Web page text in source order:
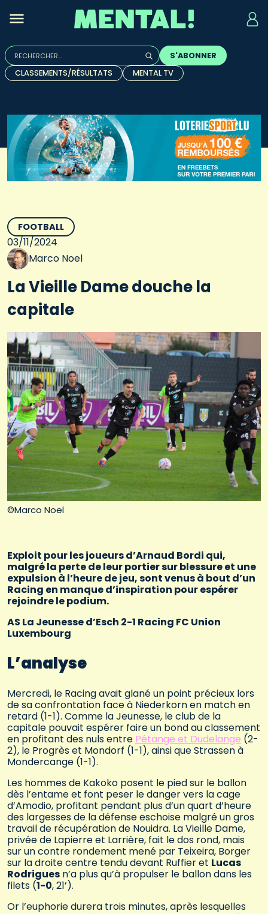
Rechercher :
Quand les résultats de l'auto-complétion sont
S'ABONNER
CLASSEMENTS/RÉSULTATS
MENTAL TV
©Marco Noel
FOOTBALL
03/11/2024
Marco Noel
La Vieille Dame douche la
capitale
Exploit pour les joueurs d’Arnaud Bordi qui,
malgré la perte de leur portier sur blessure et une
expulsion à l’heure de jeu, sont venus à bout d’un
Racing en manque d’inspiration pour espérer
rejoindre le podium.
AS La Jeunesse d’Esch 2-1 Racing FC Union
Luxembourg
L’analyse
Mercredi, le Racing avait glané un point précieux lors
de sa confrontation face à Niederkorn en match en
retard (1-1). Comme la Jeunesse, le club de la
capitale pouvait espérer faire un bond au classement
en profitant des nuls entre Pétange et Dudelange (2-
2), le Progrès et Mondorf (1-1), ainsi que Strassen à
Mondercange (1-1).
Les hommes de Kakoko posent le pied sur le ballon
dès l’entame et font peser le danger vers la cage
d’Amodio, profitant pendant plus d’un quart d’heure
des largesses de la défense eschoise malgré un gros
travail de récupération de Nouidra. La Vieille Dame,
privée de Lapierre et Larrière, fait le dos rond, mais
sur un contre rondement mené par Teixeira, Borger
sur la droite centre tendu devant Ruffier et Lucas
Rodrigues n’a plus qu’à propulser le ballon dans les
filets (1-0, 21’).
Or l’euphorie durera trois minutes, après lesquelles